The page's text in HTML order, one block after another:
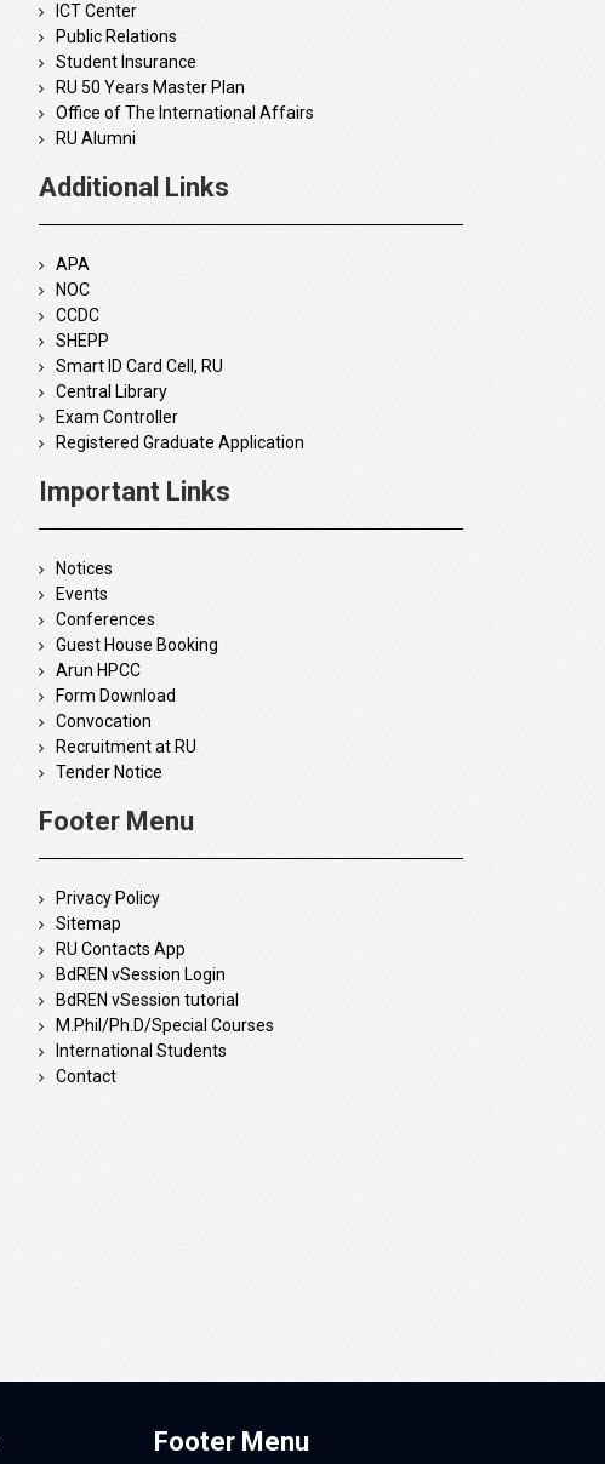
ICT Center
Public Relations
Student Insurance
RU 50 Years Master Plan
Office of The International Affairs
RU Alumni
Additional Links
APA
NOC
CCDC
SHEPP
Smart ID Card Cell, RU
Central Library
Exam Controller
Registered Graduate Application
Important Links
Notices
Events
Conferences
Guest House Booking
Arun HPCC
Form Download
Convocation
Recruitment at RU
Tender Notice
Footer Menu
Privacy Policy
Sitemap
RU Contacts App
BdREN vSession Login
BdREN vSession tutorial
M.Phil/Ph.D/Special Courses
International Students
Contact
Footer Menu